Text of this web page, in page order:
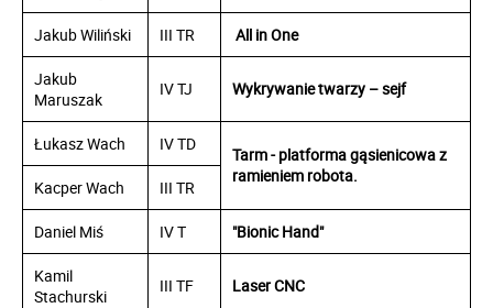
Jakub Wiliński III TR All in One
Jakub
Maruszak
IV TJ Wykrywanie twarzy – sejf
Łukasz Wach IV TD
Tarm - platforma gąsienicowa z
ramieniem robota.
Kacper Wach III TR
Daniel Miś IV T "Bionic Hand"
Kamil
Stachurski
III TF Laser CNC